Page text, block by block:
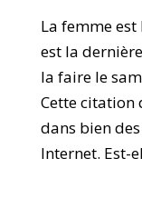
La femme
est la
la faire le
Cette citation
dans bien
Internet. Est-